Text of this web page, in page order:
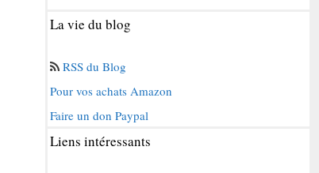
La vie du blog
RSS du Blog
Pour vos achats Amazon
Faire un don Paypal
Liens intéressants